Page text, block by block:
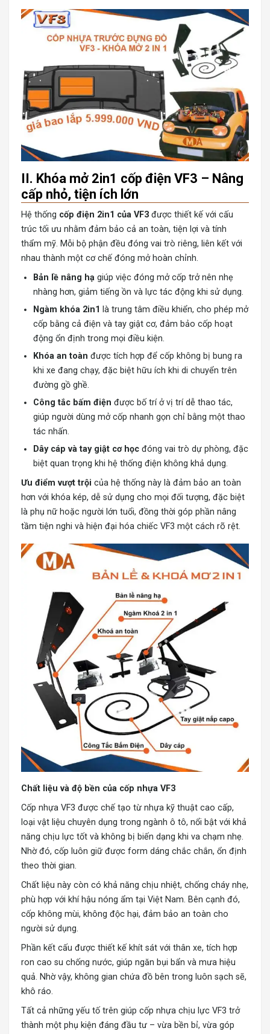
II. Khóa mở 2in1 cốp điện VF3 – Nâng
cấp nhỏ, tiện ích lớn
Hệ thống cốp điện 2in1 của VF3 được thiết kế với cấu
trúc tối ưu nhằm đảm bảo cả an toàn, tiện lợi và tính
thẩm mỹ. Mỗi bộ phận đều đóng vai trò riêng, liên kết với
nhau thành một cơ chế đóng mở hoàn chỉnh.
Bản lề nâng hạ giúp việc đóng mở cốp trở nên nhẹ
nhàng hơn, giảm tiếng ồn và lực tác động khi sử dụng.
Ngàm khóa 2in1 là trung tâm điều khiển, cho phép mở
cốp bằng cả điện và tay giật cơ, đảm bảo cốp hoạt
động ổn định trong mọi điều kiện.
Khóa an toàn được tích hợp để cốp không bị bung ra
khi xe đang chạy, đặc biệt hữu ích khi di chuyển trên
đường gồ ghề.
Công tắc bấm điện được bố trí ở vị trí dễ thao tác,
giúp người dùng mở cốp nhanh gọn chỉ bằng một thao
tác nhấn.
Dây cáp và tay giật cơ học đóng vai trò dự phòng, đặc
biệt quan trọng khi hệ thống điện không khả dụng.
Ưu điểm vượt trội của hệ thống này là đảm bảo an toàn
hơn với khóa kép, dễ sử dụng cho mọi đối tượng, đặc biệt
là phụ nữ hoặc người lớn tuổi, đồng thời góp phần nâng
tầm tiện nghi và hiện đại hóa chiếc VF3 một cách rõ rệt.
Chất liệu và độ bền của cốp nhựa VF3
Cốp nhựa VF3 được chế tạo từ nhựa kỹ thuật cao cấp,
loại vật liệu chuyên dụng trong ngành ô tô, nổi bật với khả
năng chịu lực tốt và không bị biến dạng khi va chạm nhẹ.
Nhờ đó, cốp luôn giữ được form dáng chắc chắn, ổn định
theo thời gian.
Chất liệu này còn có khả năng chịu nhiệt, chống cháy nhẹ,
phù hợp với khí hậu nóng ẩm tại Việt Nam. Bên cạnh đó,
cốp không mùi, không độc hại, đảm bảo an toàn cho
người sử dụng.
Phần kết cấu được thiết kế khít sát với thân xe, tích hợp
ron cao su chống nước, giúp ngăn bụi bẩn và mưa hiệu
quả. Nhờ vậy, không gian chứa đồ bên trong luôn sạch sẽ,
khô ráo.
Tất cả những yếu tố trên giúp cốp nhựa chịu lực VF3 trở
thành một phụ kiện đáng đầu tư – vừa bền bỉ, vừa góp